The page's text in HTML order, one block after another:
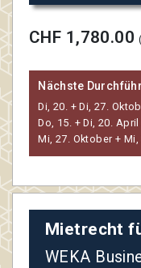
CHF 1,780.00
Nächste
Di, 20. + Di, 27.
Do, 15. + Di, 20.
Mi, 27. Oktober +
Mietrecht
WEKA